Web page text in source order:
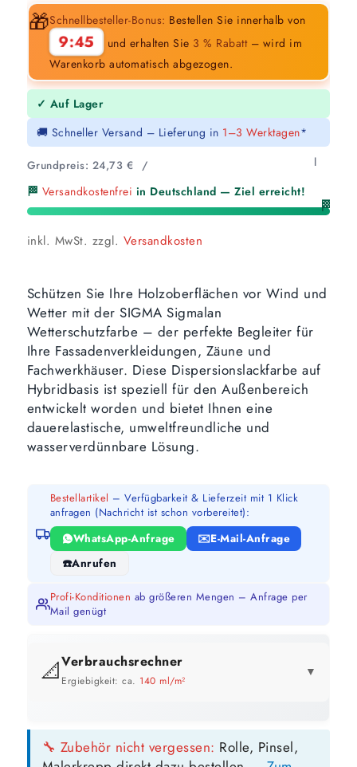
🎁Schnellbesteller-Bonus: Bestellen Sie innerhalb von
9:44 und erhalten Sie 3 % Rabatt– wird im
Warenkorb automatisch abgezogen.
✓ Auf Lager
🚚 Schneller Versand – Lieferung in 1–3 Werktagen*
Grundpreis: 24,73 € / l
🏁 Versandkostenfrei in Deutschland — Ziel erreicht!
🏁
inkl. MwSt. zzgl. Versandkosten
Schützen Sie Ihre Holzoberflächen vor Wind und
Wetter mit der SIGMA Sigmalan
Wetterschutzfarbe – der perfekte Begleiter für
Ihre Fassadenverkleidungen, Zäune und
Fachwerkhäuser. Diese Dispersionslackfarbe auf
Hybridbasis ist speziell für den Außenbereich
entwickelt worden und bietet Ihnen eine
dauerelastische, umweltfreundliche und
wasserverdünnbare Lösung.
Bestellartikel – Verfügbarkeit & Lieferzeit mit 1 Klick
anfragen (Nachricht ist schon vorbereitet):
WhatsApp-Anfrage
E-Mail-Anfrage
Anrufen
Profi-Konditionen ab größeren Mengen – Anfrage per
Mail genügt
📐Verbrauchsrechner
Ergiebigkeit: ca. 140 ml/m²
▼
12,5 Liter
🔧 Zubehör nicht vergessen: Rolle, Pinsel,